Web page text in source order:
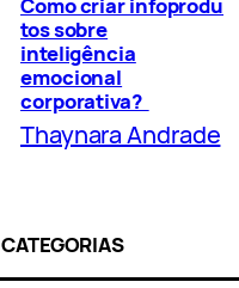
tos sobre
inteligência
emocional
corporativa?
Thaynara Andrade
CATEGORIAS